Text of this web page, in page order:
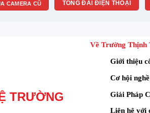
CAMERA CŨ TỔNG ĐÀI ĐIỆN THOẠI
TRƯỜNG
Về Trường Thịnh
Giới thiệu
Cơ hội
Giải Pháp
Liên hệ với